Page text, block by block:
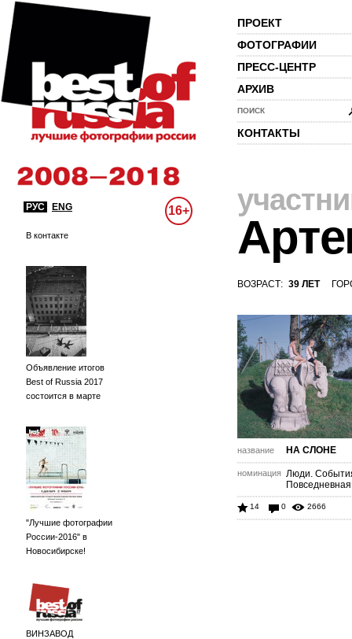
ПРОЕКТ
ФОТОГРАФИИ
ПРЕСС-ЦЕНТР
АРХИВ
ПОИСК
КОНТАКТЫ
РУС ENG 16+
В контакте
Объявление итогов
Best of Russia 2017
состоится в марте
"Лучшие фотографии
России-2016" в
Новосибирске!
ВИНЗАВОД
ВОЗРАСТ: 39 ЛЕТ
название НА СЛОНЕ
номинация Люди.
14 0 2666